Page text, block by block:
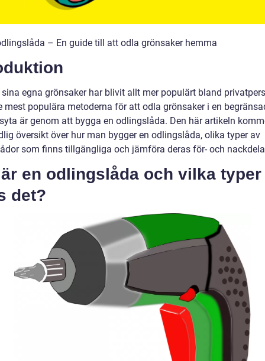
– En guide till att odla grönsaker hemma
egna grönsaker har blivit allt mer populärt bland
mest populära metoderna för att odla grönsaker i en
är genom att bygga en odlingslåda. Den här artikeln
översikt över hur man bygger en odlingslåda, olika typer av
som finns tillgängliga och jämföra deras för- och
en odlingslåda och vilka typer
det?